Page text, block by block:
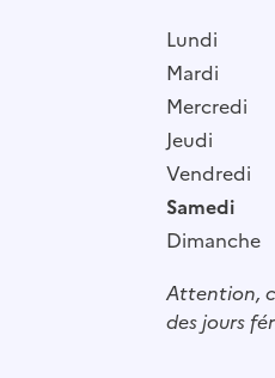
Lundi
Mardi
Mercredi
Jeudi
Vendredi
Samedi
Dimanche
Attention,
des jours